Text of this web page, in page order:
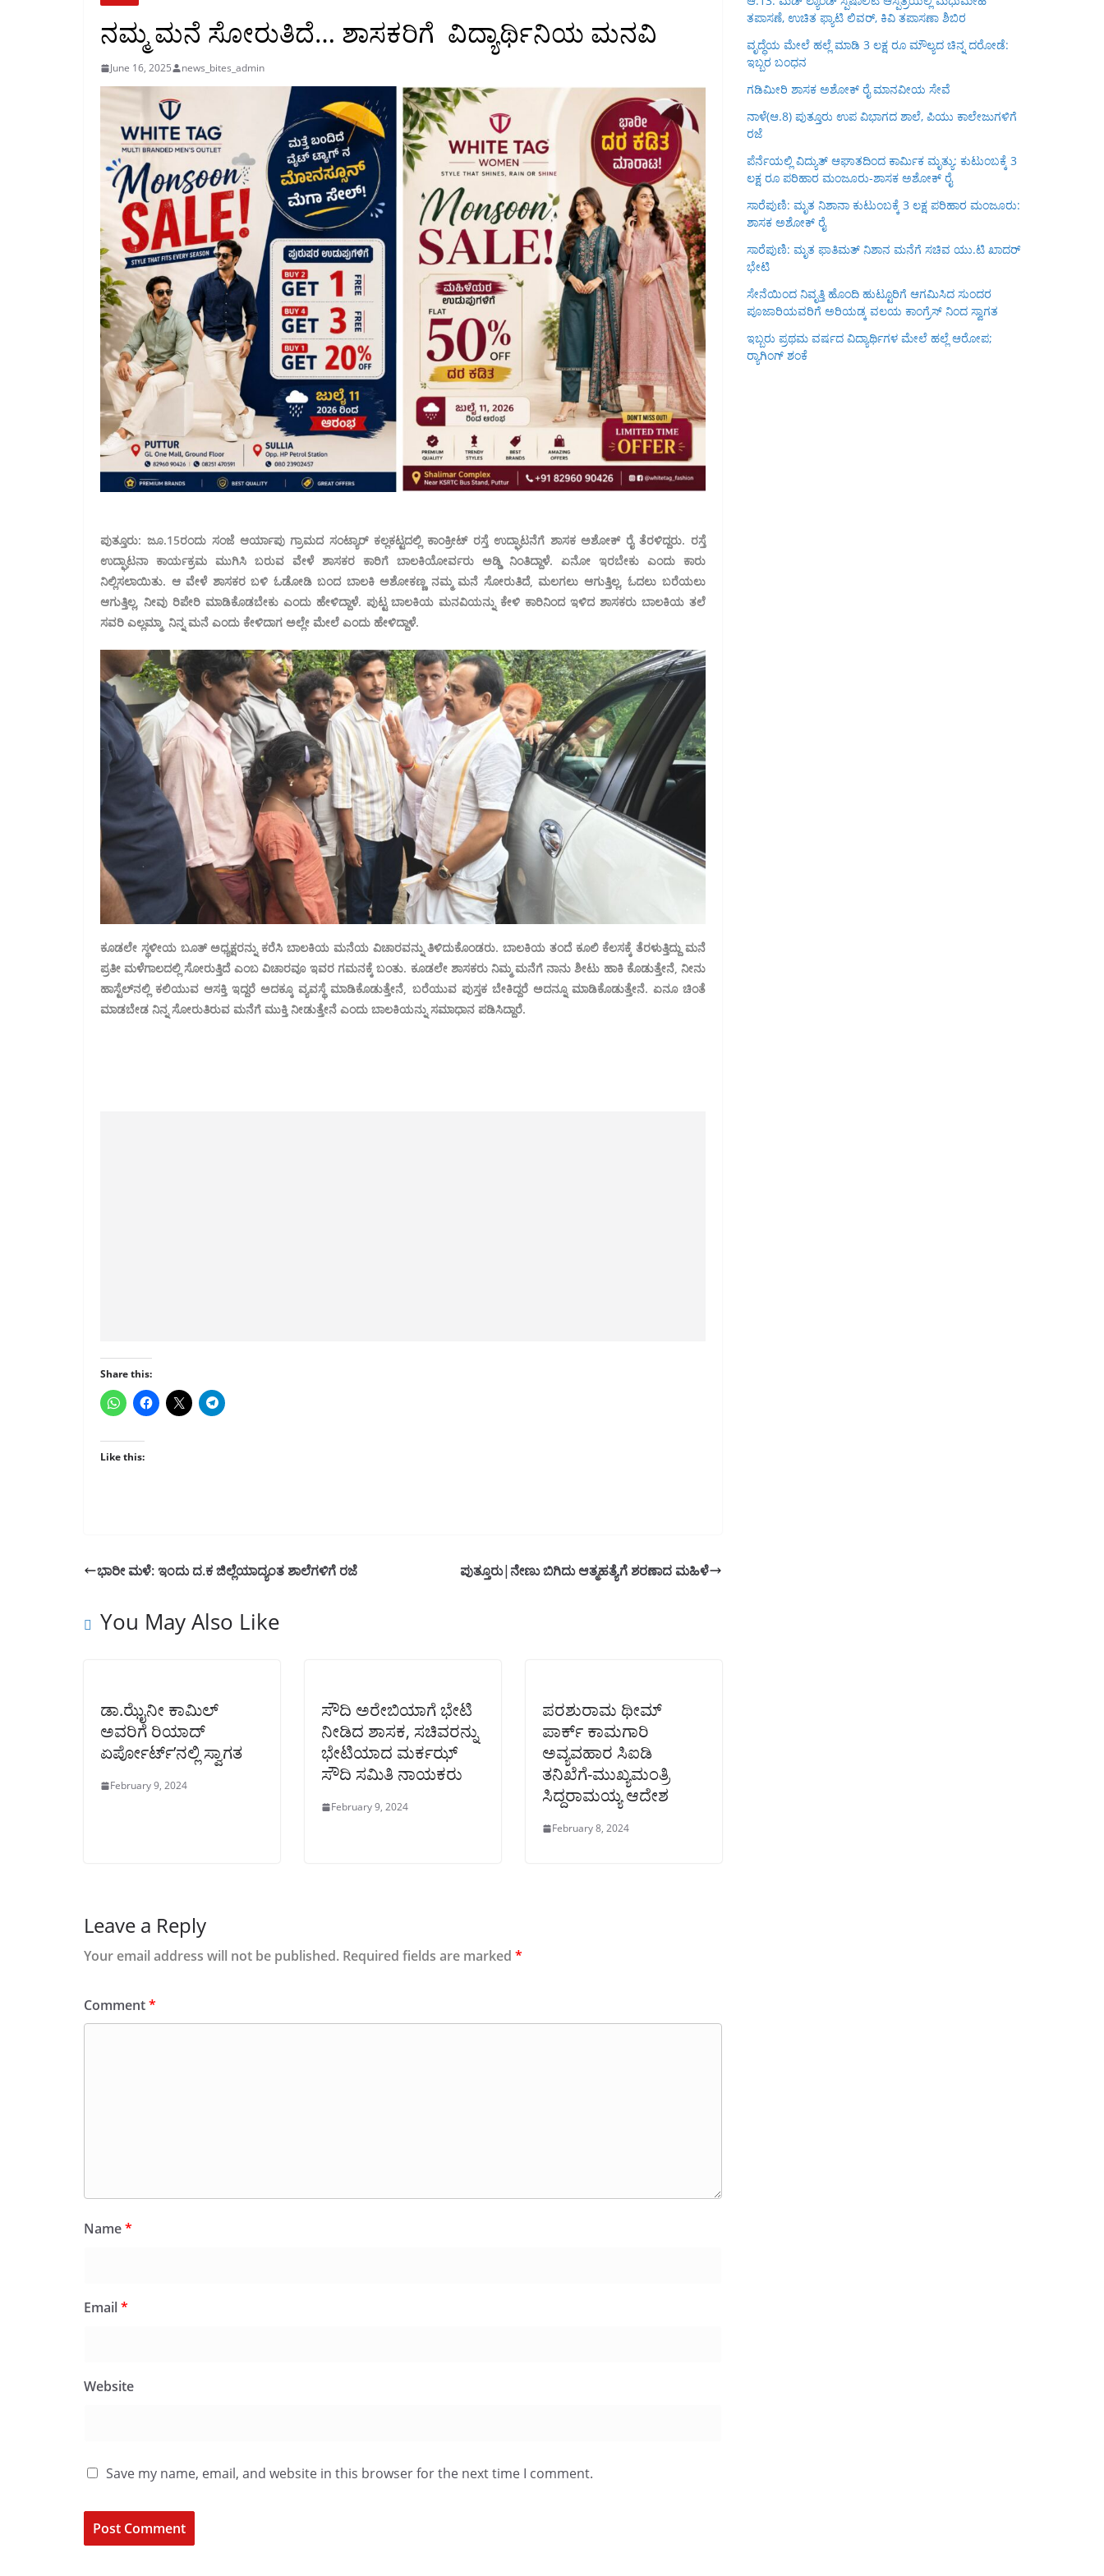
ನಮ್ಮ ಮನೆ ಸೋರುತಿದೆ… ಶಾಸಕರಿಗೆ ವಿದ್ಯಾರ್ಥಿನಿಯ ಮನವಿ
June 16, 2025 news_bites_admin
ಪುತ್ತೂರು: ಜೂ.15ರಂದು ಸಂಜೆ ಆರ್ಯಾಪು ಗ್ರಾಮದ ಸಂಟ್ಯಾರ್ ಕಲ್ಲಕಟ್ಟದಲ್ಲಿ ಕಾಂಕ್ರೀಟ್ ರಸ್ತೆ ಉದ್ಘಾಟನೆಗೆ ಶಾಸಕ ಅಶೋಕ್ ರೈ ತೆರಳಿದ್ದರು. ರಸ್ತೆ
ಉದ್ಘಾಟನಾ ಕಾರ್ಯಕ್ರಮ ಮುಗಿಸಿ ಬರುವ ವೇಳೆ ಶಾಸಕರ ಕಾರಿಗೆ ಬಾಲಕಿಯೋರ್ವರು ಅಡ್ಡಿ ನಿಂತಿದ್ದಾಳೆ. ಏನೋ ಇರಬೇಕು ಎಂದು ಕಾರು
ನಿಲ್ಲಿಸಲಾಯಿತು. ಆ ವೇಳೆ ಶಾಸಕರ ಬಳಿ ಓಡೋಡಿ ಬಂದ ಬಾಲಕಿ ಅಶೋಕಣ್ಣ ನಮ್ಮ ಮನೆ ಸೋರುತಿದೆ, ಮಲಗಲು ಆಗುತ್ತಿಲ್ಲ, ಓದಲು ಬರೆಯಲು
ಆಗುತ್ತಿಲ್ಲ, ನೀವು ರಿಪೇರಿ ಮಾಡಿಕೊಡಬೇಕು ಎಂದು ಹೇಳಿದ್ದಾಳೆ. ಪುಟ್ಟ ಬಾಲಕಿಯ ಮನವಿಯನ್ನು ಕೇಳಿ ಕಾರಿನಿಂದ ಇಳಿದ ಶಾಸಕರು ಬಾಲಕಿಯ ತಲೆ
ಸವರಿ ಎಲ್ಲಮ್ಮಾ ನಿನ್ನ ಮನೆ ಎಂದು ಕೇಳಿದಾಗ ಅಲ್ಲೇ ಮೇಲೆ ಎಂದು ಹೇಳಿದ್ದಾಳೆ.
ಕೂಡಲೇ ಸ್ಥಳೀಯ ಬೂತ್ ಅಧ್ಯಕ್ಷರನ್ನು ಕರೆಸಿ ಬಾಲಕಿಯ ಮನೆಯ ವಿಚಾರವನ್ನು ತಿಳಿದುಕೊಂಡರು. ಬಾಲಕಿಯ ತಂದೆ ಕೂಲಿ ಕೆಲಸಕ್ಕೆ ತೆರಳುತ್ತಿದ್ದು ಮನೆ
ಪ್ರತೀ ಮಳೆಗಾಲದಲ್ಲಿ ಸೋರುತ್ತಿದೆ ಎಂಬ ವಿಚಾರವೂ ಇವರ ಗಮನಕ್ಕೆ ಬಂತು. ಕೂಡಲೇ ಶಾಸಕರು ನಿಮ್ಮ ಮನೆಗೆ ನಾನು ಶೀಟು ಹಾಕಿ ಕೊಡುತ್ತೇನೆ, ನೀನು
ಹಾಸ್ಟೆಲ್‌ನಲ್ಲಿ ಕಲಿಯುವ ಆಸಕ್ತಿ ಇದ್ದರೆ ಅದಕ್ಕೂ ವ್ಯವಸ್ಥೆ ಮಾಡಿಕೊಡುತ್ತೇನೆ, ಬರೆಯುವ ಪುಸ್ತಕ ಬೇಕಿದ್ದರೆ ಅದನ್ನೂ ಮಾಡಿಕೊಡುತ್ತೇನೆ. ಏನೂ ಚಿಂತೆ
ಮಾಡಬೇಡ ನಿನ್ನ ಸೋರುತಿರುವ ಮನೆಗೆ ಮುಕ್ತಿ ನೀಡುತ್ತೇನೆ ಎಂದು ಬಾಲಕಿಯನ್ನು ಸಮಾಧಾನ ಪಡಿಸಿದ್ದಾರೆ.
Share this:
Like this:
ಭಾರೀ ಮಳೆ: ಇಂದು ದ.ಕ ಜಿಲ್ಲೆಯಾದ್ಯಂತ ಶಾಲೆಗಳಿಗೆ ರಜೆ ಪುತ್ತೂರು|ನೇಣು ಬಿಗಿದು ಆತ್ಮಹತ್ಯೆಗೆ ಶರಣಾದ ಮಹಿಳೆ
You May Also Like
ಡಾ.ಝೈನೀ ಕಾಮಿಲ್
ಅವರಿಗೆ ರಿಯಾದ್‌
ಏರ್ಪೋರ್ಟ್’ನಲ್ಲಿ ಸ್ವಾಗತ
February 9, 2024
ಸೌದಿ ಅರೇಬಿಯಾಗೆ ಭೇಟಿ
ನೀಡಿದ ಶಾಸಕ, ಸಚಿವರನ್ನು
ಭೇಟಿಯಾದ ಮರ್ಕಝ್
ಸೌದಿ ಸಮಿತಿ ನಾಯಕರು
February 9, 2024
ಪರಶುರಾಮ ಥೀಮ್‌
ಪಾರ್ಕ್‌ ಕಾಮಗಾರಿ
ಅವ್ಯವಹಾರ ಸಿಐಡಿ
ತನಿಖೆಗೆ-ಮುಖ್ಯಮಂತ್ರಿ
ಸಿದ್ದರಾಮಯ್ಯ ಆದೇಶ
February 8, 2024
Leave a Reply
Your email address will not be published. Required fields are marked *
Comment*
Name*
Email*
Website
Save my name, email, and website in this browser for the next time I comment.
ತಪಾಸಣೆ, ಉಚಿತ ಫ್ಯಾಟಿ ಲಿವರ್, ಕಿವಿ ತಪಾಸಣಾ ಶಿಬಿರ
ವೃದ್ಧೆಯ ಮೇಲೆ ಹಲ್ಲೆ ಮಾಡಿ 3 ಲಕ್ಷ ರೂ ಮೌಲ್ಯದ ಚಿನ್ನ ದರೋಡೆ:
ಇಬ್ಬರ ಬಂಧನ
ಗಡಿಮೀರಿ ಶಾಸಕ ಅಶೋಕ್ ರೈ ಮಾನವೀಯ ಸೇವೆ
ನಾಳೆ(ಆ.8) ಪುತ್ತೂರು ಉಪ ವಿಭಾಗದ ಶಾಲೆ, ಪಿಯು ಕಾಲೇಜುಗಳಿಗೆ
ರಜೆ
ಪೆರ್ನೆಯಲ್ಲಿ ವಿದ್ಯುತ್ ಆಘಾತದಿಂದ ಕಾರ್ಮಿಕ ಮೃತ್ಯು: ಕುಟುಂಬಕ್ಕೆ 3
ಲಕ್ಷ ರೂ ಪರಿಹಾರ ಮಂಜೂರು-ಶಾಸಕ ಅಶೋಕ್ ರೈ
ಸಾರೆಪುಣಿ: ಮೃತ ನಿಶಾನಾ ಕುಟುಂಬಕ್ಕೆ 3 ಲಕ್ಷ ಪರಿಹಾರ ಮಂಜೂರು:
ಶಾಸಕ ಅಶೋಕ್ ರೈ
ಸಾರೆಪುಣಿ: ಮೃತ ಫಾತಿಮತ್ ನಿಶಾನ ಮನೆಗೆ ಸಚಿವ ಯು.ಟಿ ಖಾದರ್
ಭೇಟಿ
ಸೇನೆಯಿಂದ ನಿವೃತ್ತಿ ಹೊಂದಿ ಹುಟ್ಟೂರಿಗೆ ಆಗಮಿಸಿದ ಸುಂದರ
ಪೂಜಾರಿಯವರಿಗೆ ಅರಿಯಡ್ಕ ವಲಯ ಕಾಂಗ್ರೆಸ್ ನಿಂದ ಸ್ವಾಗತ
ಇಬ್ಬರು ಪ್ರಥಮ ವರ್ಷದ ವಿದ್ಯಾರ್ಥಿಗಳ ಮೇಲೆ ಹಲ್ಲೆ ಆರೋಪ;
ರ‍್ಯಾಗಿಂಗ್ ಶಂಕೆ